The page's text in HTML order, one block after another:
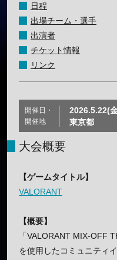
日程
出場チーム・選手
出演者
チケット情報
リンク
開催日・
開催地
2026.5.22(
東京都
大会概要
【ゲームタイトル】
VALORANT
【概要】
「VALORANT MIX-OFF
を使用したコミュニティ